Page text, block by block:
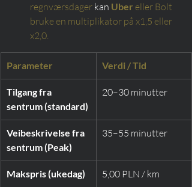
regnværsdager kan Uber eller Bolt
bruke en multiplikator på x1,5 eller
x2,0.
Parameter Verdi / Tid
Tilgang fra
sentrum (standard)
20–30 minutter
Veibeskrivelse fra
sentrum (Peak)
35–55 minutter
Makspris (ukedag) 5,00 PLN / km